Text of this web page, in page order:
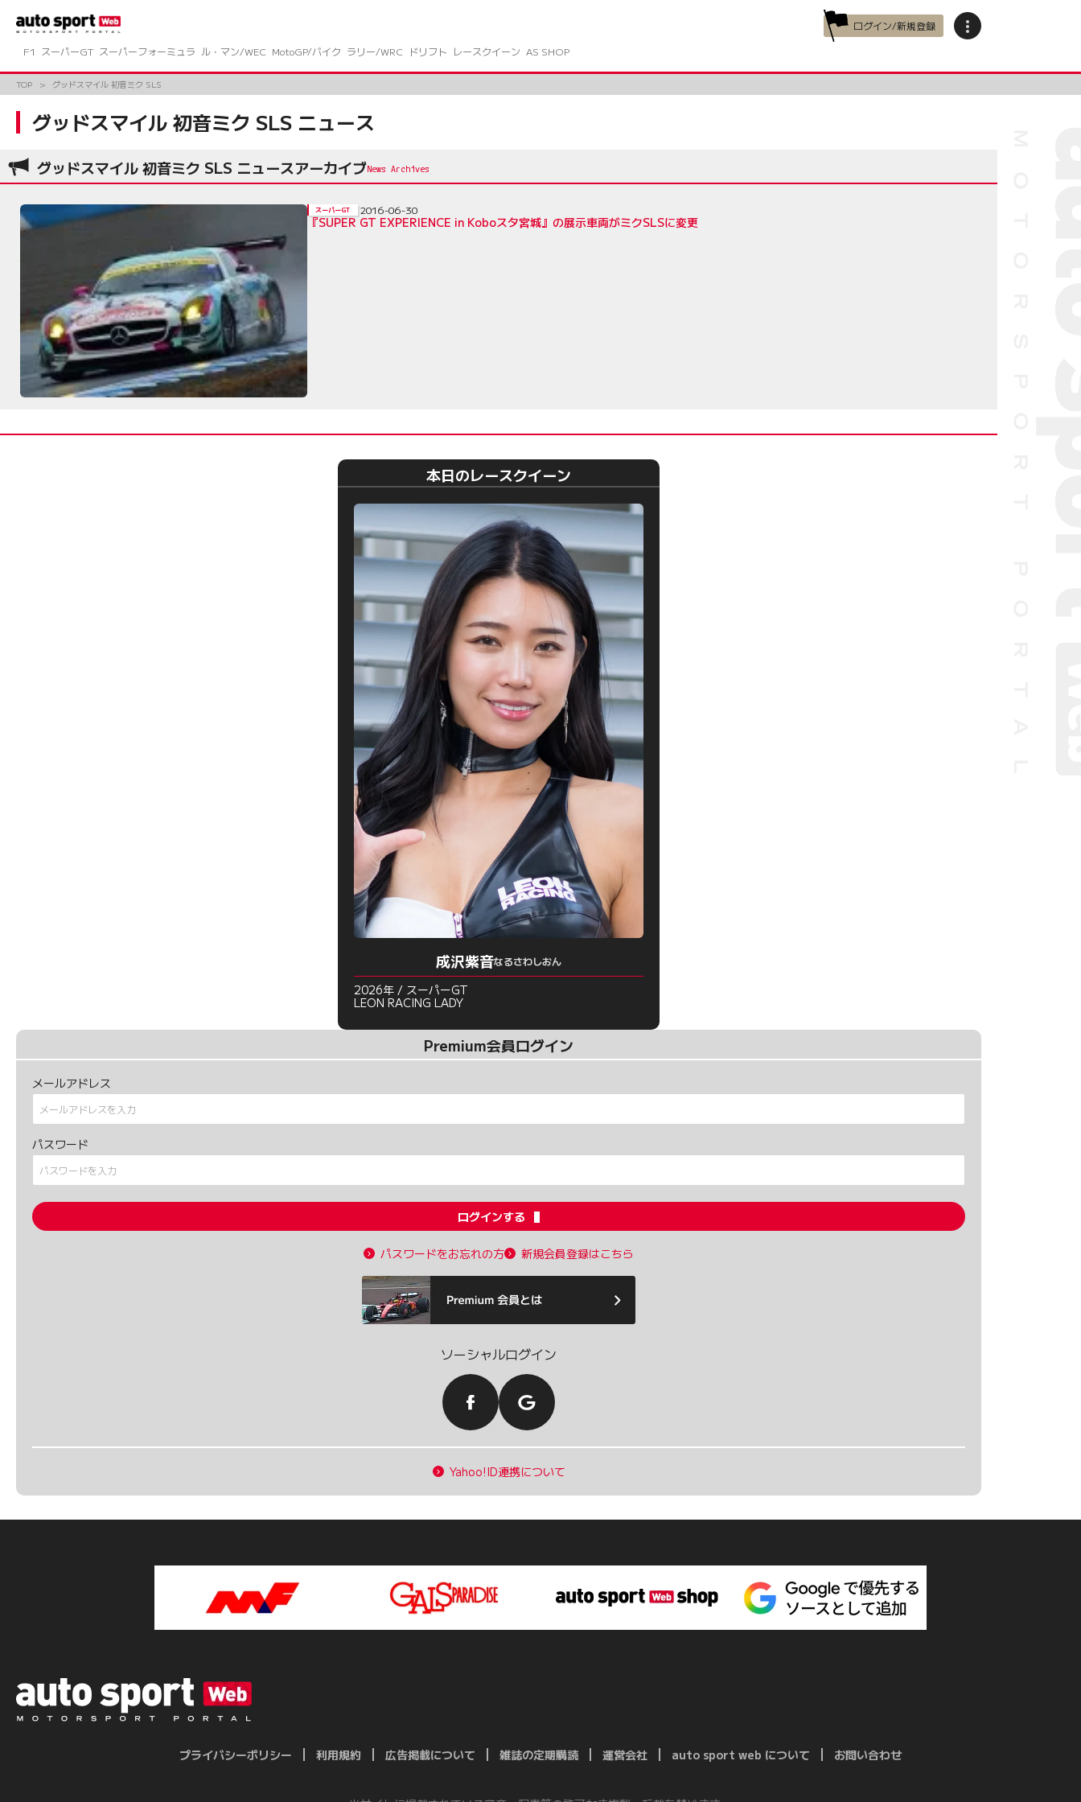
ツ
ス
ログイン/新規登録
F1
スーパーGT スーパーフォーミュラ ル・マン/WEC MotoGP/バイク ラリー/WRC ドリフト レースクイーン AS SHOP
TOP グッドスマイル 初音ミク SLS
グッドスマイル 初音ミク SLS ニュース
グッドスマイル 初音ミク SLS ニュースアーカイブ
『SUPER GT EXPERIENCE in Koboスタ宮城』の展示車両がミクSLSに変更
スーパーGT 2016-06-30
本日のレースクイーン
成沢紫音なるさわしおん
2026年 / スーパーGT
LEON RACING LADY
Premium会員ログイン
メールアドレス
パスワード
ログインする
パスワードをお忘れの方 新規会員登録はこちら
ソーシャルログイン
Yahoo!ID連携について
プライバシーポリシー 利用規約 広告掲載について 雑誌の定期購読 運営会社 auto sport web について お問い合わせ